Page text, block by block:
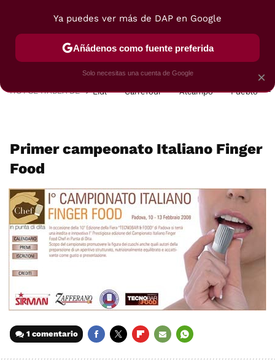
POSTRES VIAJES SELECCIÓN VEGUI
HOY SE HABLA DE Lidl Carrefour Alcampo Pueblo
Primer campeonato Italiano Finger
Food
1 comentario
×
Ya puedes ver más de DAP en Google
Añádenos como fuente preferida
Solo necesitas una cuenta de Google